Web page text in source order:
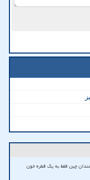
حمل دانشمندان چین فقط به یک قطره خون